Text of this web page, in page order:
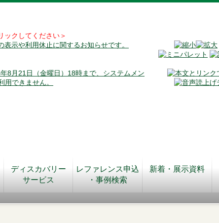
クしてください＞
示や利用休止に関するお知らせです。
8月21日（金曜日）18時まで、システムメン
できません。
ディスカバリー
サービス
レファレンス申込
・事例検索
新着・展示資料